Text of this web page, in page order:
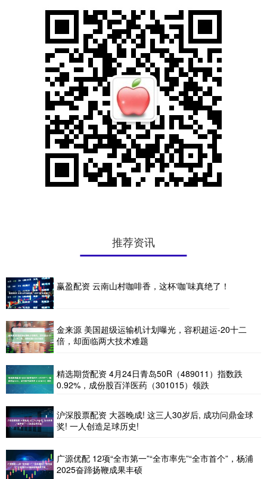
推荐资讯
赢盈配资 云南山村咖啡香，这杯‘咖’味真绝了！
金来源 美国超级运输机计划曝光，容积超运-20十二
倍，却面临两大技术难题
精选期货配资 4月24日青岛50R（489011）指数跌
0.92%，成份股百洋医药（301015）领跌
沪深股票配资 大器晚成! 这三人30岁后, 成功问鼎金球
奖! 一人创造足球历史!
广源优配 12项“全市第一”“全市率先”“全市首个”，杨浦
2025奋蹄扬鞭成果丰硕